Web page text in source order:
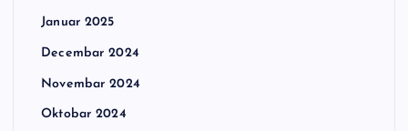
Januar 2025
Decembar 2024
Novembar 2024
Oktobar 2024